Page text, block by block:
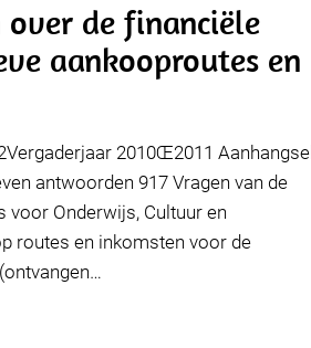
de financiële
aankooproutes en
2010Œ2011 Aanhangsel
antwoorden 917 Vragen van de
voor Onderwijs, Cultuur en
routes en inkomsten voor de